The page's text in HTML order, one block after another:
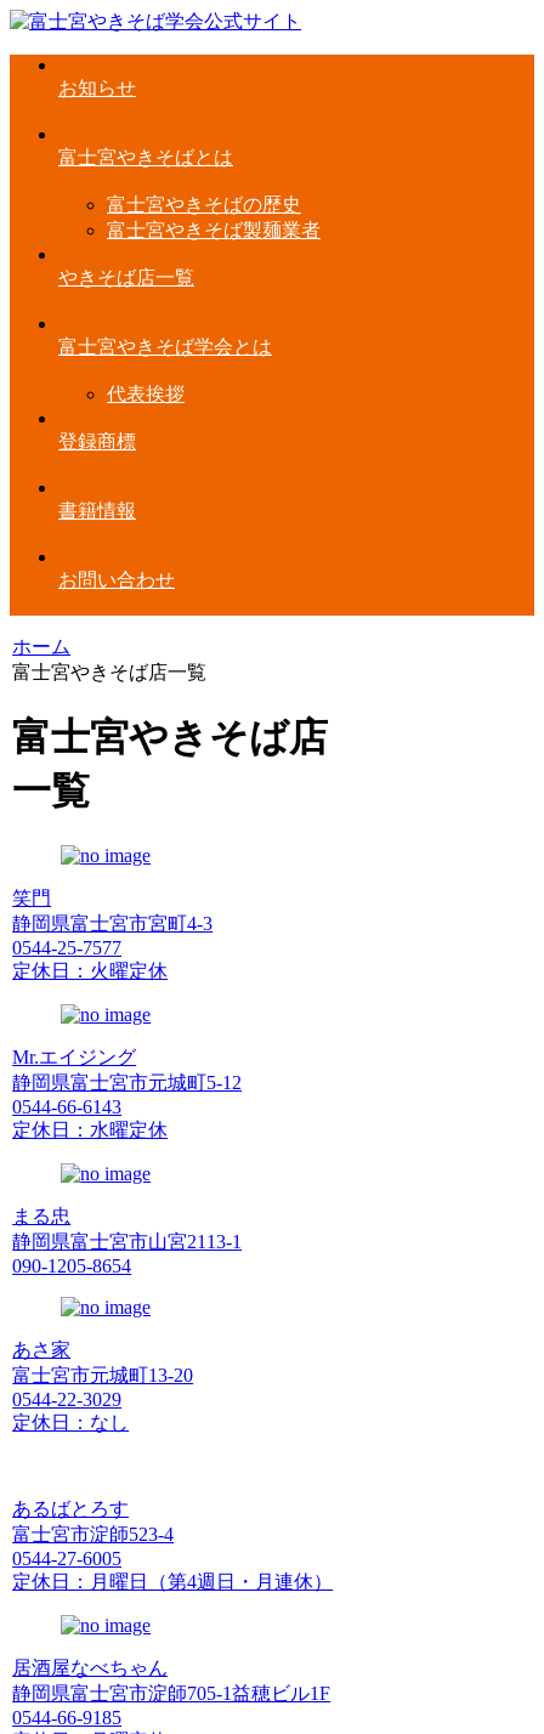
お知らせ
富士宮やきそばとは
富士宮やきそばの歴史
富士宮やきそば製麺業者
やきそば店一覧
富士宮やきそば学会とは
代表挨拶
登録商標
書籍情報
お問い合わせ
ホーム
富士宮やきそば店一覧
富士宮やきそば店
一覧
笑門
静岡県富士宮市宮町4-3
0544-25-7577
定休日：火曜定休
Mr.エイジング
静岡県富士宮市元城町5-12
0544-66-6143
定休日：水曜定休
まる忠
静岡県富士宮市山宮2113-1
090-1205-8654
あさ家
富士宮市元城町13-20
0544-22-3029
定休日：なし
あるばとろす
富士宮市淀師523-4
0544-27-6005
定休日：月曜日（第4週日・月連休）
居酒屋なべちゃん
静岡県富士宮市淀師705-1益穂ビル1F
0544-66-9185